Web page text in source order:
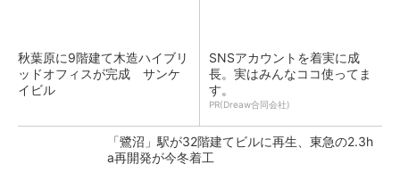
秋葉原に9階建て木造ハイブリ
ッドオフィスが完成 サンケ
イビル
SNSアカウントを着実に成
長。実はみんなココ使ってま
す。
PR(Dreaw合同会社)
「鷺沼」駅が32階建てビルに再生、東急の2.3h
a再開発が今冬着工